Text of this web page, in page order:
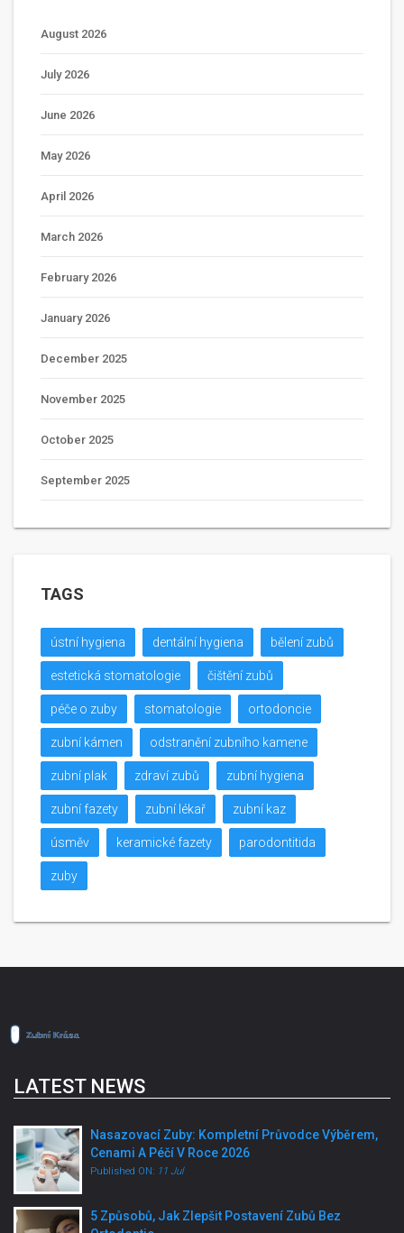
August 2026
July 2026
June 2026
May 2026
April 2026
March 2026
February 2026
January 2026
December 2025
November 2025
October 2025
September 2025
TAGS
ústní hygiena dentální hygiena bělení zubů
estetická stomatologie čištění zubů
péče o zuby stomatologie ortodoncie
zubní kámen odstranění zubního kamene
zubní plak zdraví zubů zubní hygiena
zubní fazety zubní lékař zubní kaz
úsměv keramické fazety parodontitida
zuby
LATEST NEWS
Nasazovací Zuby: Kompletní Průvodce Výběrem,
Cenami A Péčí V Roce 2026
Published ON: 11 Jul
5 Způsobů, Jak Zlepšit Postavení Zubů Bez